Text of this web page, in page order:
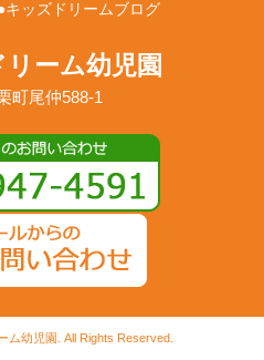
キッズドリームブログ
ーム幼児園
町尾仲588-1
ム幼児園. All Rights Reserved.